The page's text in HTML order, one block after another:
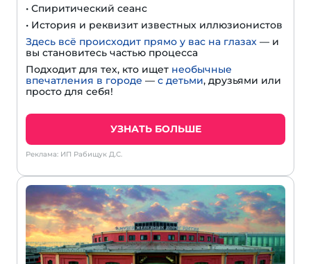
• Спиритический сеанс
• История и реквизит известных иллюзионистов
Здесь всё происходит прямо у вас на глазах — и
вы становитесь частью процесса
Подходит для тех, кто ищет необычные
впечатления в городе — с детьми, друзьями или
просто для себя!
УЗНАТЬ БОЛЬШЕ
Реклама: ИП Рабищук Д.С.